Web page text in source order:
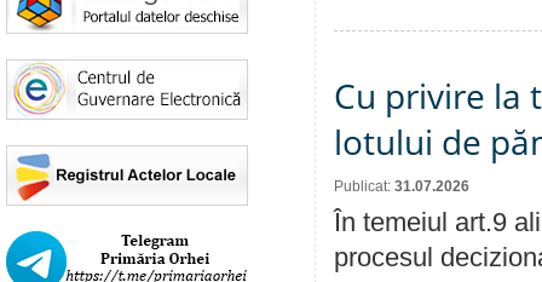
Cu privire la
lotului de
Publicat: 31.07.2026
În temeiul art.9
procesul